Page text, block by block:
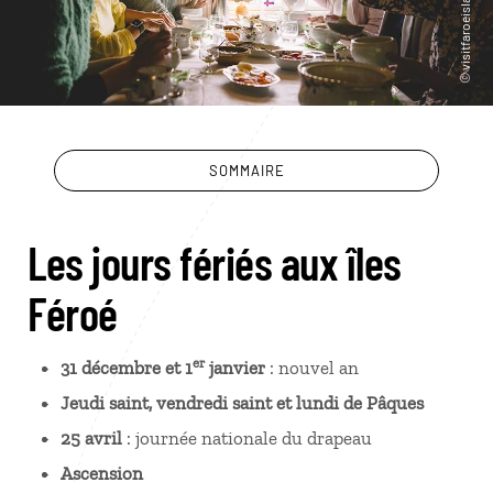
SOMMAIRE
Les jours fériés aux îles
Féroé
31 décembre et 1erjanvier : nouvel an
Jeudi saint, vendredi saint et lundi de Pâques
25 avril : journée nationale du drapeau
Ascension